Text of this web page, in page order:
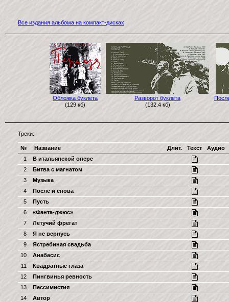
Все издания альбома на компакт-дисках
Обложка буклета
(129 кб)
Разворот буклета
(132.4 кб)
Треки:
№ Название Длит. Текст
Аудио
1
В итальянской опере
2
Битва с магнатом
3
Музыка
4
После и снова
5
Пусть
6
«Фанта-джюс»
7
Летучий фрегат
8
Я не вернусь
9
Ястребиная свадьба
10
Анабасис
11
Квадратные глаза
12
Пингвинья ревность
13
Пессимистия
14
Автор